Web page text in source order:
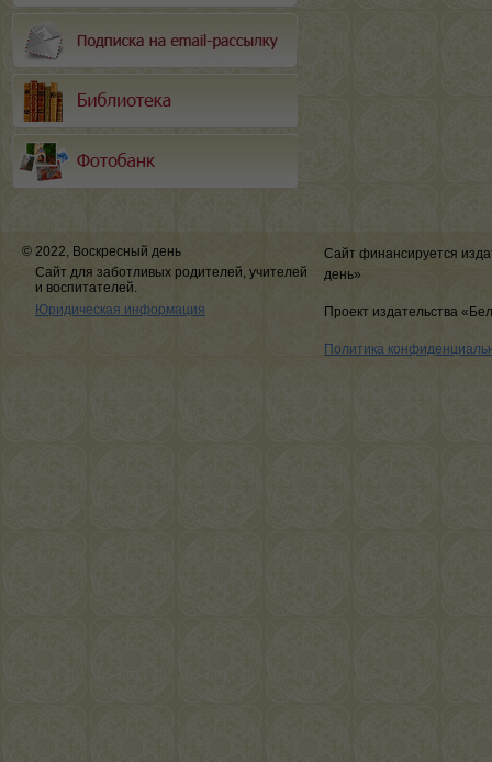
© 2022, Воскресный день
Сайт для заботливых родителей, учителей
и воспитателей.
Юридическая информация
Сайт финансируется
день»
Проект издательства
Политика